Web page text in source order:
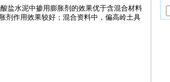
盐水泥中掺用 膨胀剂的效果优于含混合材料
剂 作用效果较好；混合资料中，偏高岭土具